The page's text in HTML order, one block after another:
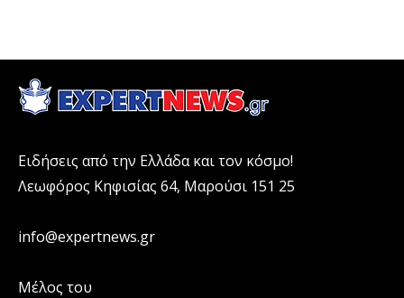
Ειδήσεις από την Ελλάδα και τον κόσμο!
Λεωφόρος Κηφισίας 64, Μαρούσι 151 25
info@expertnews.gr
Μέλος του